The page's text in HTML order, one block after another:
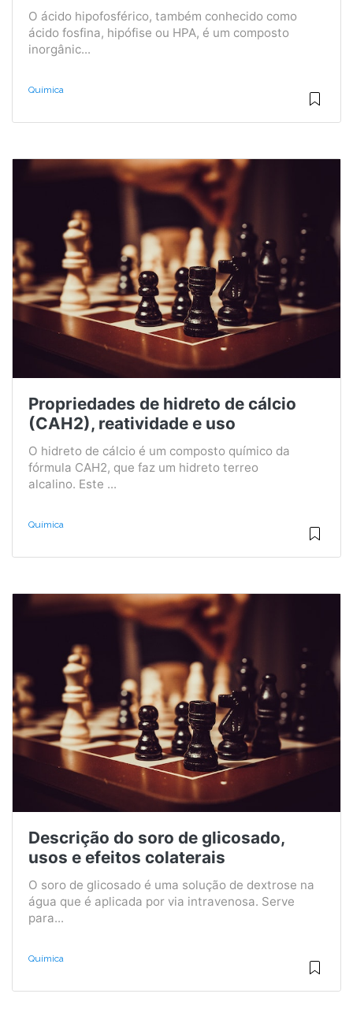
O ácido hipofosférico, também conhecido como
ácido fosfina, hipófise ou HPA, é um composto
inorgânic...
Química
Propriedades de hidreto de cálcio
(CAH2), reatividade e uso
O hidreto de cálcio é um composto químico da
fórmula CAH2, que faz um hidreto terreo
alcalino. Este ...
Química
Descrição do soro de glicosado,
usos e efeitos colaterais
O soro de glicosado é uma solução de dextrose na
água que é aplicada por via intravenosa. Serve
para...
Química